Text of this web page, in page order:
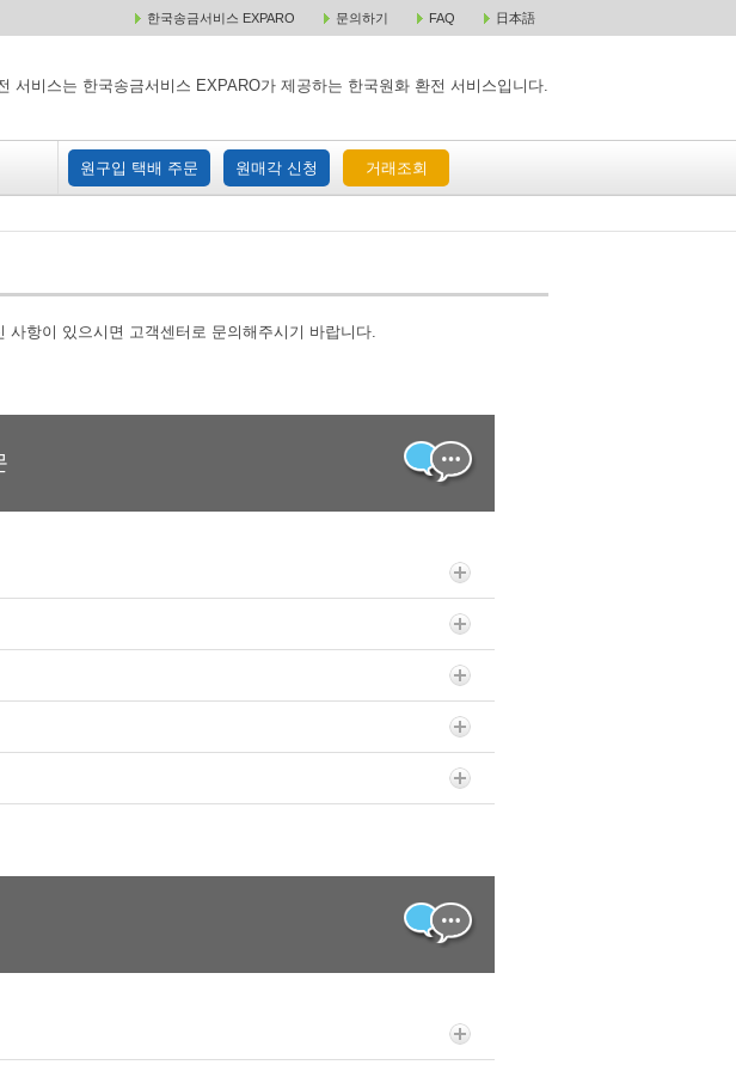
한국송금서비스 EXPARO 문의하기 FAQ 日本語
서비스는 한국송금서비스 EXPARO가 제공하는 한국원화 환전 서비스입니다.
원구입 택배 주문 원매각 신청 거래조회
원구입 택배 주문 원매각 주문 거래조회
항이 있으시면 고객센터로 문의해주시기 바랍니다.